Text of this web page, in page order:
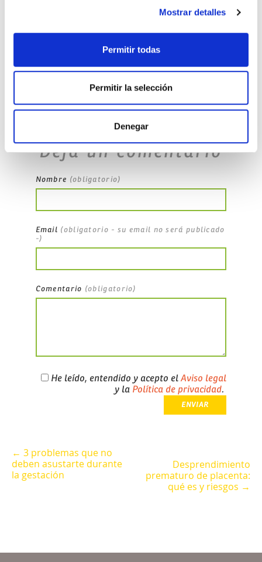
Mostrar detalles
Permitir todas
Permitir la selección
Denegar
problemas de fertilidad
No Comments
Deja un comentario
Nombre (obligatorio)
Email (obligatorio - su email no será publicado
-)
Comentario (obligatorio)
He leído, entendido y acepto elAviso legal
y la Política de privacidad.
← 3 problemas que no
deben asustarte durante
la gestación
Desprendimiento
prematuro de placenta:
qué es y riesgos →